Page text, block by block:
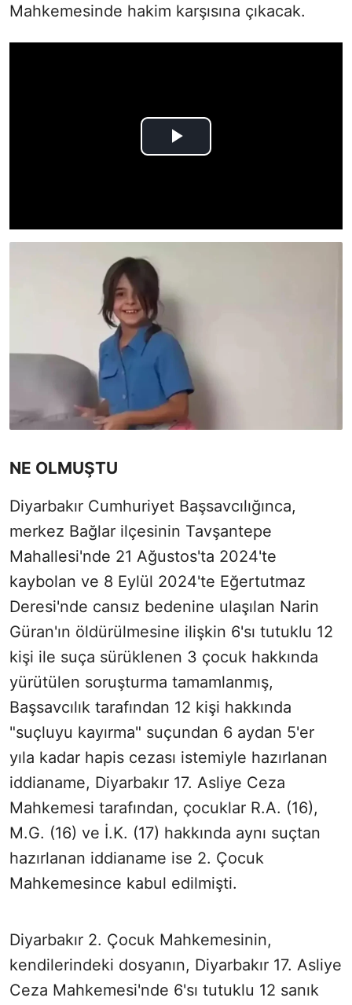
Mahkemesinde hakim karşısına çıkacak.
NE OLMUŞTU
Diyarbakır Cumhuriyet Başsavcılığınca,
merkez Bağlar ilçesinin Tavşantepe
Mahallesi'nde 21 Ağustos'ta 2024'te
kaybolan ve 8 Eylül 2024'te Eğertutmaz
Deresi'nde cansız bedenine ulaşılan Narin
Güran'ın öldürülmesine ilişkin 6'sı tutuklu 12
kişi ile suça sürüklenen 3 çocuk hakkında
yürütülen soruşturma tamamlanmış,
Başsavcılık tarafından 12 kişi hakkında
"suçluyu kayırma" suçundan 6 aydan 5'er
yıla kadar hapis cezası istemiyle hazırlanan
iddianame, Diyarbakır 17. Asliye Ceza
Mahkemesi tarafından, çocuklar R.A. (16),
M.G. (16) ve İ.K. (17) hakkında aynı suçtan
hazırlanan iddianame ise 2. Çocuk
Mahkemesince kabul edilmişti.
Diyarbakır 2. Çocuk Mahkemesinin,
kendilerindeki dosyanın, Diyarbakır 17. Asliye
Ceza Mahkemesi'nde 6'sı tutuklu 12 sanık